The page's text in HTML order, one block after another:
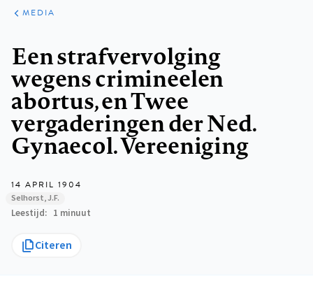
ARTIKELEN
VARIA
MEDIA
Een strafvervolging
wegens crimineelen
abortus, en Twee
vergaderingen der Ned.
Gynaecol. Vereeniging
14 APRIL 1904
Selhorst, J.F.
Leestijd 1 minuut
Citeren